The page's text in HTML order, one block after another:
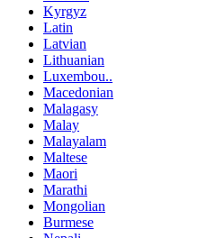
Kyrgyz
Latin
Latvian
Lithuanian
Luxembou..
Macedonian
Malagasy
Malay
Malayalam
Maltese
Maori
Marathi
Mongolian
Burmese